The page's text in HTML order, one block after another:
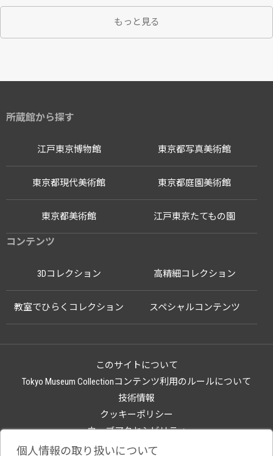
もっと見る
所蔵館から探す
江戸東京博物館
江戸東京たてもの園
東京都写真美術館
東京都現代美術館 東京都庭園美術館
東京都美術館
コンテンツ
3Dコレクション 高精細コレクション
教室でひらくコレクション スペシャルコンテンツ
このサイトについて
Tokyo Museum Collectionコンテンツ利用のルールについて
技術情報
クッキーポリシー
ウェブアクセシビリティ
関連サイト
個人情報の取り扱いについて